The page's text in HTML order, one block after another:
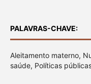
PALAVRAS-CHAVE:
Aleitamento materno,
saúde, Políticas